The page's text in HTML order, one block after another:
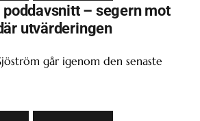
poddavsnitt – segern mot
utvärderingen
går igenom den senaste